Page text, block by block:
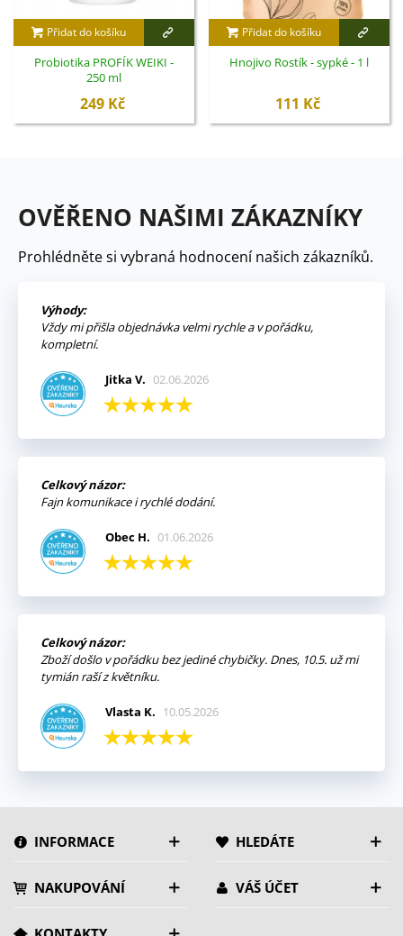
Přidat do košíku
Probiotika PROFÍK WEIKI -
250 ml
249 Kč
Přidat do košíku
Hnojivo Rostík - sypké - 1 l
111 Kč
OVĚŘENO NAŠIMI ZÁKAZNÍKY
Prohlédněte si vybraná hodnocení našich zákazníků.
Výhody:
Vždy mi přišla objednávka velmi rychle a v pořádku,
kompletní.
Jitka V. 02.06.2026
Celkový názor:
Fajn komunikace i rychlé dodání.
Obec H. 01.06.2026
Celkový názor:
Zboží došlo v pořádku bez jediné chybičky. Dnes, 10.5. už mi
tymián raší z květníku.
Vlasta K. 10.05.2026
INFORMACE HLEDÁTE
NAKUPOVÁNÍ VÁŠ ÚČET